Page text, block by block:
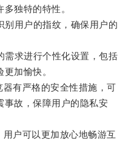
独特的特性。
用户的指纹，确保用户的
求进行个性化设置，包括
加愉快。
有严格的安全性措施，可
事故，保障用户的隐私安
户可以更加放心地畅游互